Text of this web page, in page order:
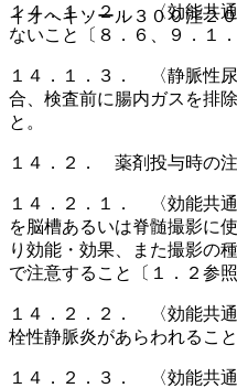
イオヘキソール３００注２
１４．１．２． 〈効能共
ないこと〔８．６、９．１
１４．１．３． 〈静脈性
合、検査前に腸内ガスを排
と。
１４．２． 薬剤投与時の
１４．２．１． 〈効能共
を脳槽あるいは脊髄撮影に
り効能・効果、また撮影の
で注意すること〔１．２参照
１４．２．２． 〈効能共
栓性静脈炎があらわれること
１４．２．３． 〈効能共